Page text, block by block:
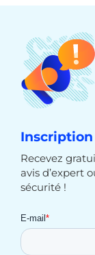
Recevez
avis d’expert
sécurité !